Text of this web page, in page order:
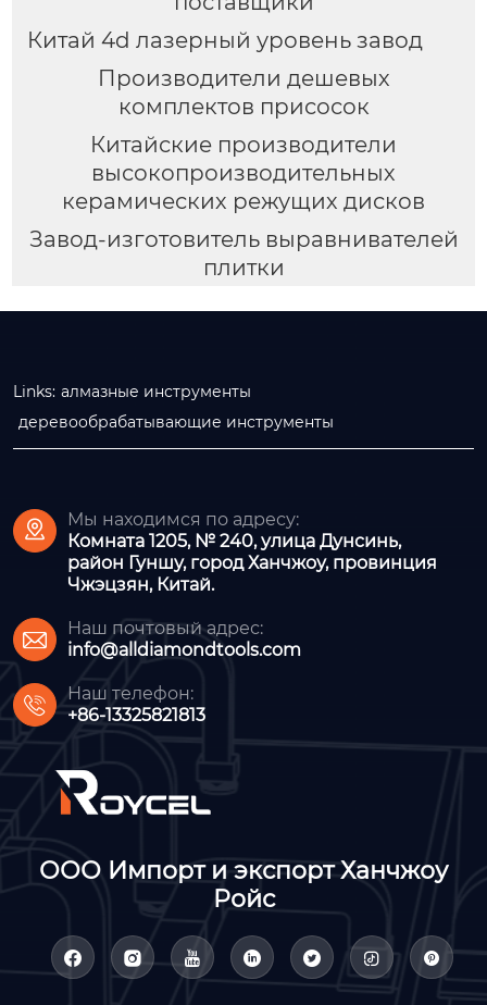
Китай 4d лазерный уровень завод
Производители дешевых
комплектов присосок
Китайские производители
высокопроизводительных
керамических режущих дисков
Завод-изготовитель выравнивателей
плитки
Links: алмазные инструменты
деревообрабатывающие инструменты

Мы находимся по адресу:
Комната 1205, № 240, улица Дунсинь,
район Гуншу, город Ханчжоу, провинция
Чжэцзян, Китай.

Наш почтовый адрес:
info@alldiamondtools.com

Наш телефон:
+86-13325821813
ООО Импорт и экспорт Ханчжоу
Ройс
      